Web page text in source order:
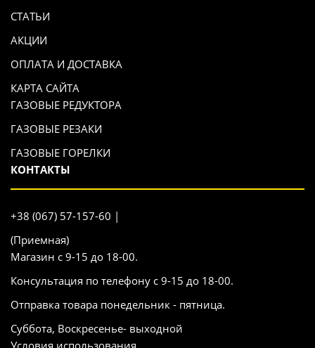
СТАТЬИ
АКЦИИ
ОПЛАТА И ДОСТАВКА
КАРТА САЙТА
ГАЗОВЫЕ РЕДУКТОРА
ГАЗОВЫЕ РЕЗАКИ
ГАЗОВЫЕ ГОРЕЛКИ
КОНТАКТЫ
+38 (067) 57-157-60 |
(Приемная)
Магазин с 9-15 до 18-00.
Консультация по телефону с 9-15 до 18-00.
Отправка товара понедельник - пятница.
Суббота, Воскресенье- выходной
Условия использования